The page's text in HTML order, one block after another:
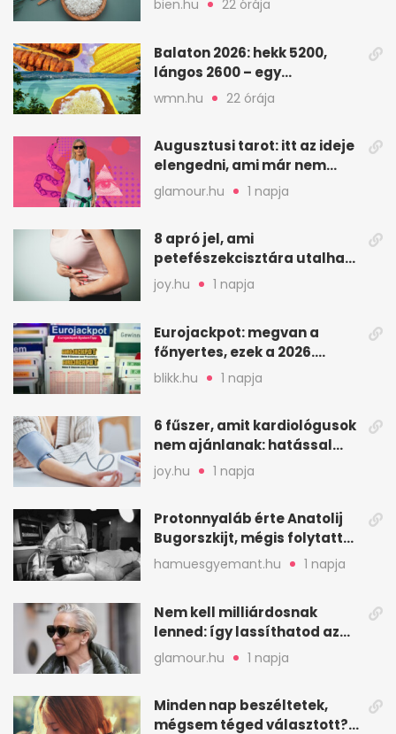
bien.hu 22 órája
Balaton 2026: hekk 5200,
lángos 2600 – egy
strandnap gyorsan tízezres
wmn.hu 22 órája
Augusztusi tarot: itt az ideje
elengedni, ami már nem
szolgál téged
glamour.hu 1 napja
8 apró jel, ami
petefészekcisztára utalhat
– mire figyelj
joy.hu 1 napja
Eurojackpot: megvan a
főnyertes, ezek a 2026.
augusztus 7-i számok
blikk.hu 1 napja
6 fűszer, amit kardiológusok
nem ajánlanak: hatással
lehet a vérnyomásra
joy.hu 1 napja
Protonnyaláb érte Anatolij
Bugorszkijt, mégis folytatta
a munkát
hamuesgyemant.hu 1 napja
Nem kell milliárdosnak
lenned: így lassíthatod az
öregedést a biológus szerint
glamour.hu 1 napja
Minden nap beszéltetek,
mégsem téged választott?